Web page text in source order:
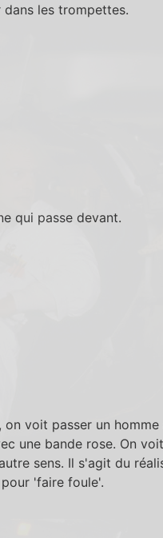
les trompettes.
qui passe devant.
voit passer un homme
une bande rose. On
sens. Il s'agit du
'faire foule'.